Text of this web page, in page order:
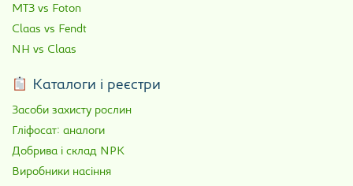
МТЗ vs Foton
Claas vs Fendt
NH vs Claas
Каталоги і реєстри
Засоби захисту рослин
Гліфосат: аналоги
Добрива і склад NPK
Виробники насіння